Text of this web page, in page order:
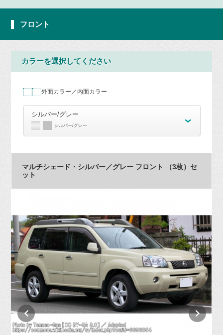
フロント
カラーを選択してください
外面カラー／内面カラー
シルバー/グレー
シルバー/グレー
マルチシェード・シルバー／グレー フロント （3枚）セ
ット